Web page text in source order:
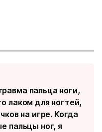
пальца ноги,
лаком для ногтей,
на игре. Когда
пальцы ног, я